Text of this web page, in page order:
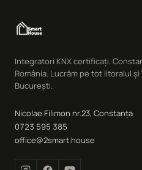
Integratori KNX certificați.
România. Lucrăm pe tot litoralul și
București.
Nicolae Filimon nr.23, Constanța
0723 595 385
office@2smart.house